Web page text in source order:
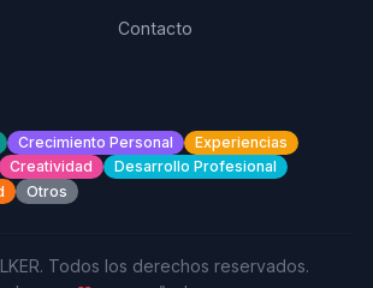
Contacto
Crecimiento Personal
Experiencias
Creatividad
Desarrollo Profesional
Otros
Todos los derechos reservados.